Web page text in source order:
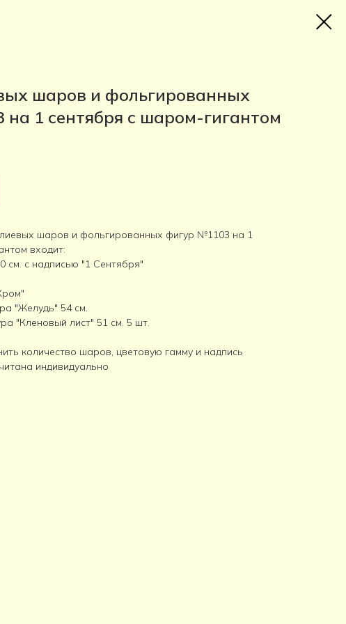
шаров и фольгированных
1 сентября с шаром-гигантом
шаров и фольгированных фигур №1103 на 1
входит:
см. с надписью "1 Сентября"
"Желудь" 54 см.
"Кленовый лист" 51 см. 5 шт.
количество шаров, цветовую гамму и надпись
индивидуально